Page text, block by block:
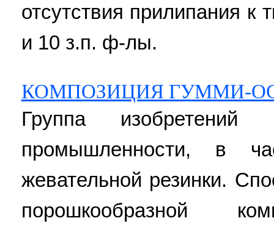
отсутствия прилипания
и 10 з.п. ф-лы.
КОМПОЗИЦИЯ ГУММИ-
Группа
промышленности, в
жевательной резинки.
порошкообразной